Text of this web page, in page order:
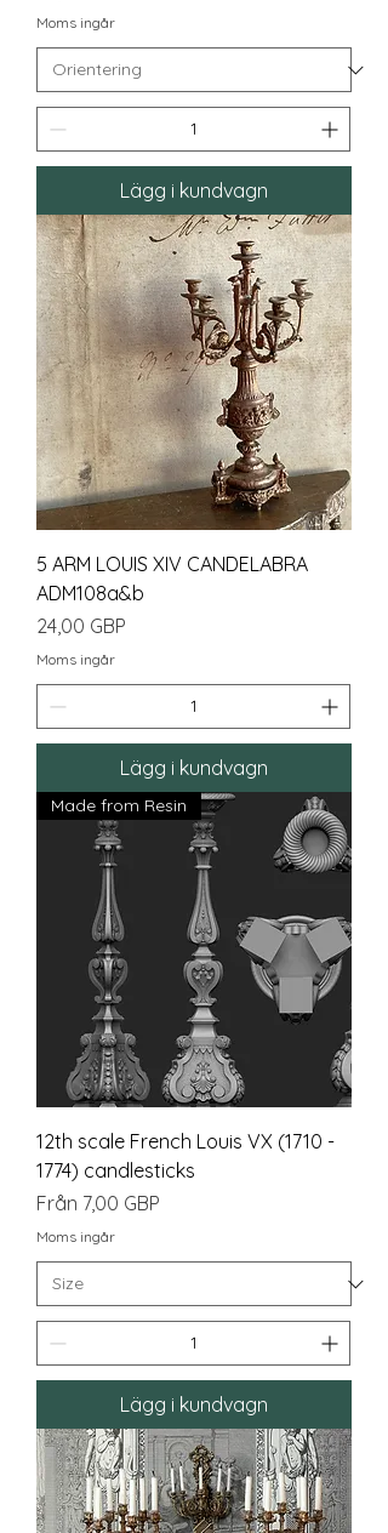
Moms ingår
Lägg i kundvagn
5 ARM LOUIS XIV CANDELABRA
ADM108a&b
Pris
24,00 GBP
Moms ingår
Lägg i kundvagn
Made from Resin
12th scale French Louis VX (1710 -
1774) candlesticks
Från 7,00 GBP
Reapris
Moms ingår
Lägg i kundvagn